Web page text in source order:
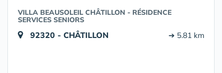
VILLA BEAUSOLEIL CHÂTILLON - RÉSIDENCE
SERVICES SENIORS
92320 - CHÂTILLON ➔ 5.81 km